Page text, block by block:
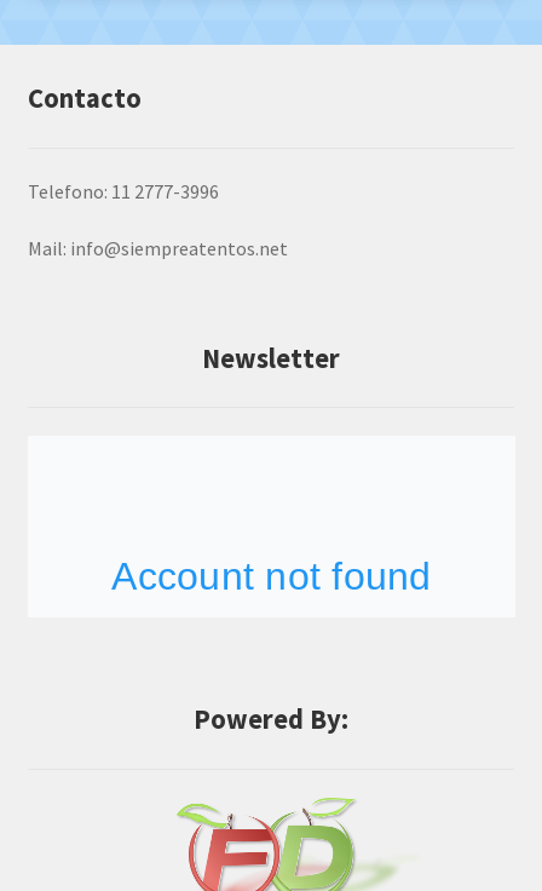
Contacto
Telefono: 11 2777-3996
Mail: info@siempreatentos.net
Newsletter
Powered By: